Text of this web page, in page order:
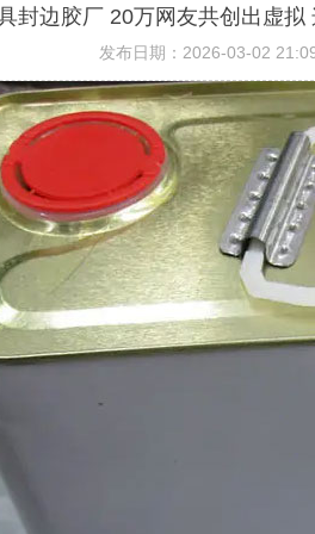
封边胶厂 20万网友共创出虚拟
发布日期：2026-03-02